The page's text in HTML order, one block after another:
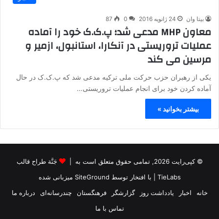
بیتا وان 24 ژانویه 2016 0
87
معاون MHP مدعی شد؛ پ.ک.ک خود را آماده
عملیات تروریستی در آنکارا، استانبول، ازمیر و
مرسین می کند
یکی از رهبران حزب حرکت ملی ترکیه مدعی شد که پ.ک.ک در حال
آماده کردن خود برای انجام عملیات تروریستی…
بیشتر بخوانید »
© کپی‌رایت 2026, تمامی حقوق متعلق است به |
جَنَّة طراح قالب
TieLabs | با افتخار توسط SiteGround میزبانی شده
خانه
اخبار یادداشت روز گزارشگر فرهنگستان چندرسانه‌ای
درباره ما
تماس با ما